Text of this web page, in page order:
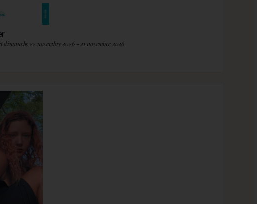
dimanche 22 novembre 2026 - 21 novembre 2026